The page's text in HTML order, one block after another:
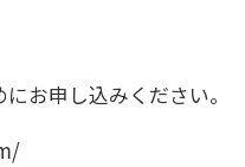
お申し込みください。